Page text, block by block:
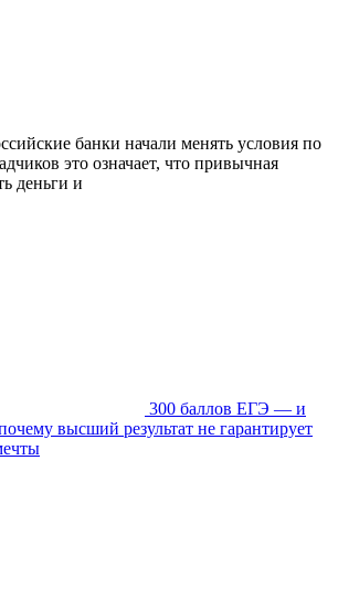
банки начали менять условия по
это означает, что привычная
деньги и
300 баллов ЕГЭ — и
высший результат не гарантирует